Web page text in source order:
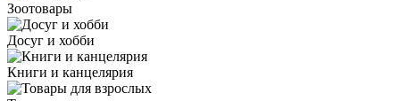
Зоотовары
Досуг и хобби
Книги и канцелярия